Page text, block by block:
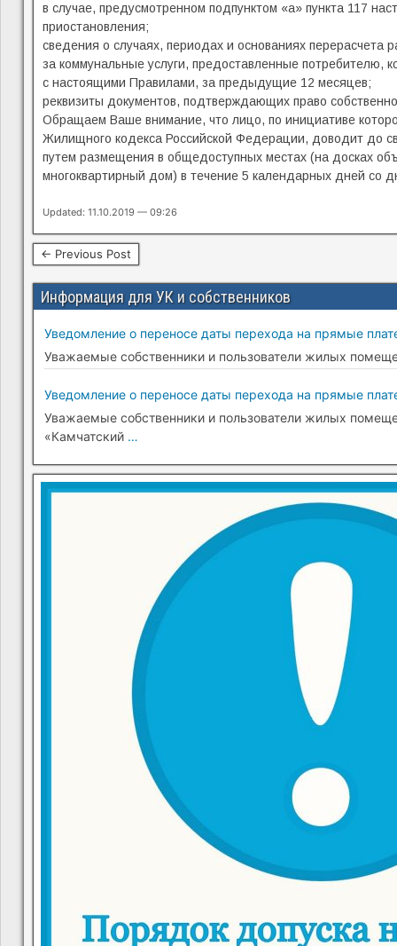
в случае, предусмотренном подпунктом «а» пункта 117
приостановления;
сведения о случаях, периодах и основаниях перерасчета
за коммунальные услуги, предоставленные потребителю,
с настоящими Правилами, за предыдущие 12 месяцев;
реквизиты документов, подтверждающих право
Обращаем Ваше внимание, что лицо, по инициативе
Жилищного кодекса Российской Федерации, доводит до
путем размещения в общедоступных местах (на досках
многоквартирный дом) в течение 5 календарных дней со
Updated: 11.10.2019 — 09:26
← Previous Post
Информация для УК и собственников
Уведомление о переносе даты перехода на прямые
Уважаемые собственники и пользователи жилых
Уведомление о переносе даты перехода на прямые
Уважаемые собственники и пользователи жилых
«Камчатский …